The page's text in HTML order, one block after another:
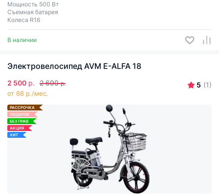
Мощность 500 Вт
Съемная батарея
Колеса R16
В наличии
Электровелосипед AVM E-ALFA 18
2 500 р. 2 690 р.
от 68 р./мес.
5 (1)
РАССРОЧКА
ПОДАРОК
БЕЗ ПРАВ
АКЦИЯ
ХИТ